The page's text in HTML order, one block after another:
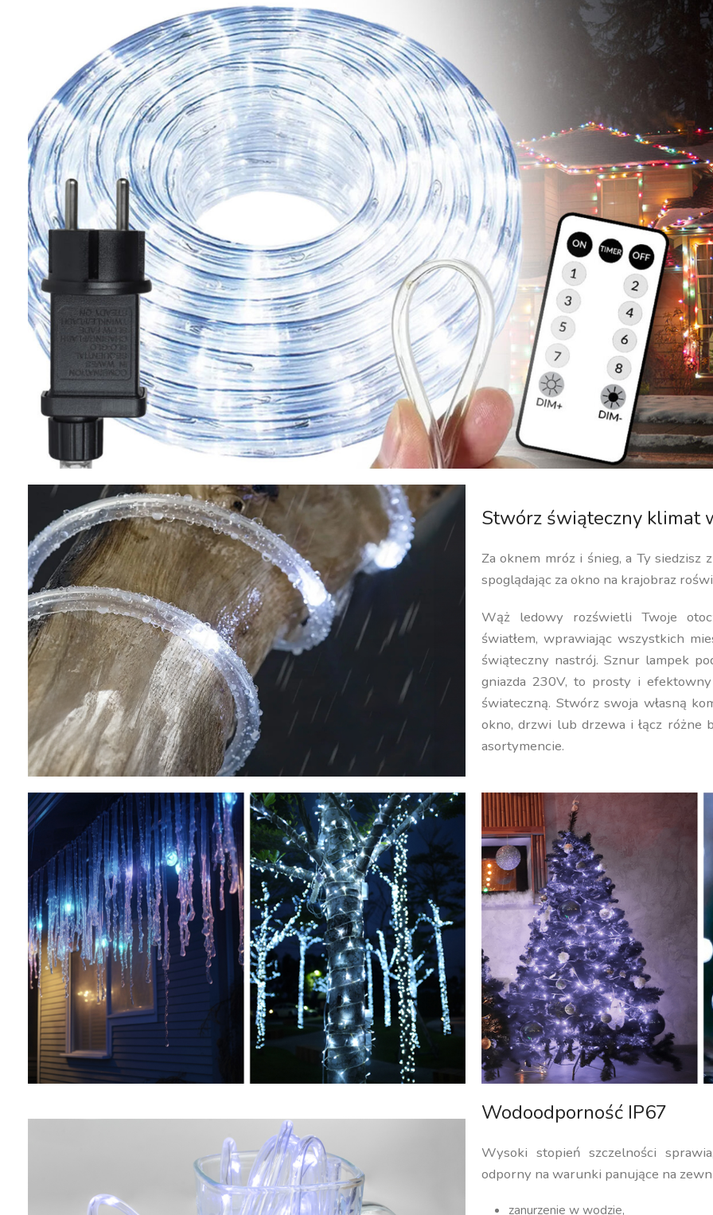
Stwórz świąteczny klimat
Za oknem mróz i śnieg, a Ty siedzisz
spoglądając za okno na krajobraz
Wąż ledowy rozświetli Twoje
światłem, wprawiając wszystkich
świąteczny nastrój. Sznur lampek
gniazda 230V, to prosty i
świateczną. Stwórz swoja własną
okno, drzwi lub drzewa i łącz różne
asortymencie.
Wodoodporność IP67
Wysoki stopień szczelności
odporny na warunki panujące na
zanurzenie w wodzie,